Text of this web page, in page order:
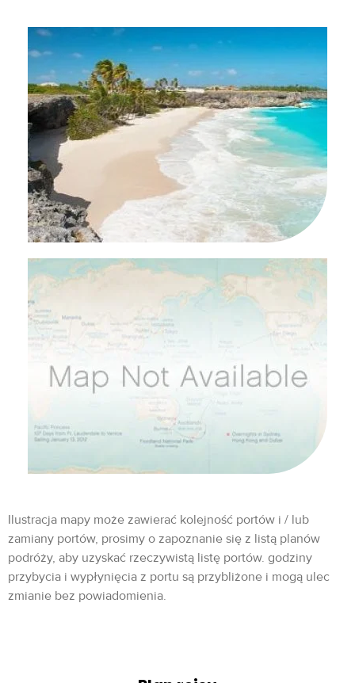
Ilustracja mapy może zawierać kolejność portów i / lub
zamiany portów, prosimy o zapoznanie się z listą planów
podróży, aby uzyskać rzeczywistą listę portów. godziny
przybycia i wypłynięcia z portu są przybliżone i mogą ulec
zmianie bez powiadomienia.